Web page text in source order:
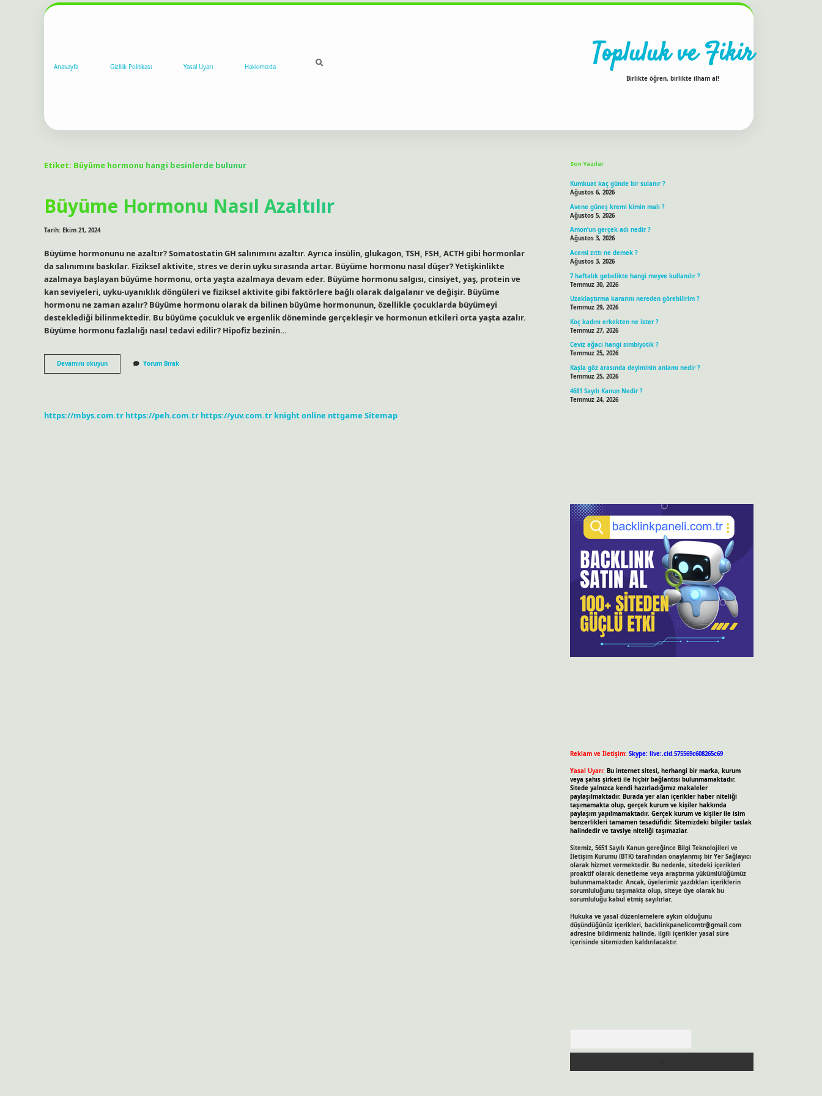
Anasayfa Gizlilik Politikası Yasal Uyarı Hakkımızda Topluluk ve Fikir
Birlikte öğren, birlikte ilham al!
Etiket: Büyüme hormonu hangi besinlerde bulunur
Büyüme Hormonu Nasıl Azaltılır
Tarih: Ekim 21, 2024
Büyüme hormonunu ne azaltır? Somatostatin GH salınımını azaltır. Ayrıca insülin, glukagon, TSH, FSH, ACTH gibi hormonlar
da salınımını baskılar. Fiziksel aktivite, stres ve derin uyku sırasında artar. Büyüme hormonu nasıl düşer? Yetişkinlikte
azalmaya başlayan büyüme hormonu, orta yaşta azalmaya devam eder. Büyüme hormonu salgısı, cinsiyet, yaş, protein ve
kan seviyeleri, uyku-uyanıklık döngüleri ve fiziksel aktivite gibi faktörlere bağlı olarak dalgalanır ve değişir. Büyüme
hormonu ne zaman azalır? Büyüme hormonu olarak da bilinen büyüme hormonunun, özellikle çocuklarda büyümeyi
desteklediği bilinmektedir. Bu büyüme çocukluk ve ergenlik döneminde gerçekleşir ve hormonun etkileri orta yaşta azalır.
Büyüme hormonu fazlalığı nasıl tedavi edilir? Hipofiz bezinin…
Devamını okuyunBüyüme
Hormonu
Yorum Bırak
https://mbys.com.tr https://peh.com.tr https://yuv.com.tr knight online nttgame Sitemap
Son Yazılar
Kumkuat kaç günde bir sulanır ?
Ağustos 6, 2026
Avene güneş kremi kimin malı ?
Ağustos 5, 2026
Amon’un gerçek adı nedir ?
Ağustos 3, 2026
Acemi zıttı ne demek ?
Ağustos 3, 2026
7 haftalık gebelikte hangi meyve kullanılır ?
Temmuz 30, 2026
Uzaklaştırma kararını nereden görebilirim ?
Temmuz 29, 2026
Koç kadını erkekten ne ister ?
Temmuz 27, 2026
Ceviz ağacı hangi simbiyotik ?
Temmuz 25, 2026
Kaşla göz arasında deyiminin anlamı nedir ?
Temmuz 25, 2026
4681 Sayılı Kanun Nedir ?
Temmuz 24, 2026
Reklam ve İletişim: Skype: live:.cid.575569c608265c69
Yasal Uyarı: Bu internet sitesi, herhangi bir marka, kurum
veya şahıs şirketi ile hiçbir bağlantısı bulunmamaktadır.
Sitede yalnızca kendi hazırladığımız makaleler
paylaşılmaktadır. Burada yer alan içerikler haber niteliği
taşımamakta olup, gerçek kurum ve kişiler hakkında
paylaşım yapılmamaktadır. Gerçek kurum ve kişiler ile isim
benzerlikleri tamamen tesadüfidir. Sitemizdeki bilgiler taslak
halindedir ve tavsiye niteliği taşımazlar.
Sitemiz, 5651 Sayılı Kanun gereğince Bilgi Teknolojileri ve
İletişim Kurumu (BTK) tarafından onaylanmış bir Yer Sağlayıcı
olarak hizmet vermektedir. Bu nedenle, sitedeki içerikleri
proaktif olarak denetleme veya araştırma yükümlülüğümüz
bulunmamaktadır. Ancak, üyelerimiz yazdıkları içeriklerin
sorumluluğunu taşımakta olup, siteye üye olarak bu
sorumluluğu kabul etmiş sayılırlar.
Hukuka ve yasal düzenlemelere aykırı olduğunu
düşündüğünüz içerikleri, backlinkpanelicomtr@gmail.com
adresine bildirmeniz halinde, ilgili içerikler yasal süre
içerisinde sitemizden kaldırılacaktır.